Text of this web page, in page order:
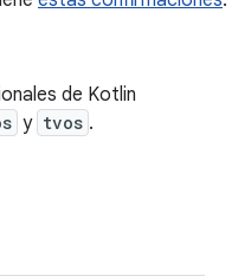
de Kotlin
y tvos .